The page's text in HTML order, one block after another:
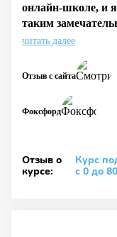
онлайн-школе, и я
таким
читать далее
Фоксфорд
Отзыв с сайта
Отзыв о
курсе:
Курс
с 0 до